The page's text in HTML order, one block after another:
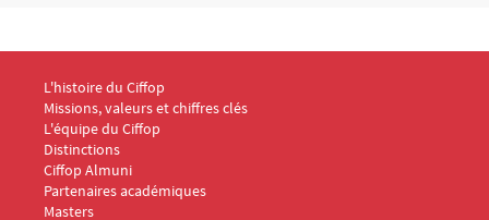
Menu Footer CIFFOP 1
L'histoire du Ciffop
Missions, valeurs et chiffres clés
L'équipe du Ciffop
Distinctions
Ciffop Almuni
Partenaires académiques
Menu Footer CIFFOP 2
Masters